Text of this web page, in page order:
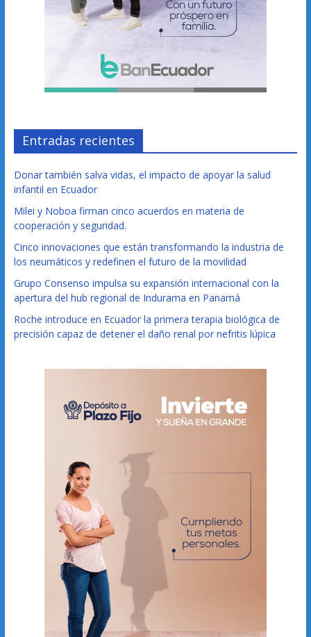
Entradas recientes
Donar también salva vidas, el impacto de apoyar la salud
infantil en Ecuador
Milei y Noboa firman cinco acuerdos en materia de
cooperación y seguridad.
Cinco innovaciones que están transformando la industria de
los neumáticos y redefinen el futuro de la movilidad
Grupo Consenso impulsa su expansión internacional con la
apertura del hub regional de Indurama en Panamá
Roche introduce en Ecuador la primera terapia biológica de
precisión capaz de detener el daño renal por nefritis lúpica